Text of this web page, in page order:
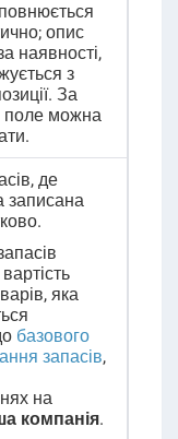
опис
наявності,
з
За
поле можна
де
записана
яка
базового
запасів,
на
компанія.